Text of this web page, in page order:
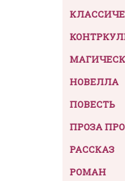
НОВЕЛЛА
ПОВЕСТЬ
ПРОЗА
РАССКАЗ
РОМАН